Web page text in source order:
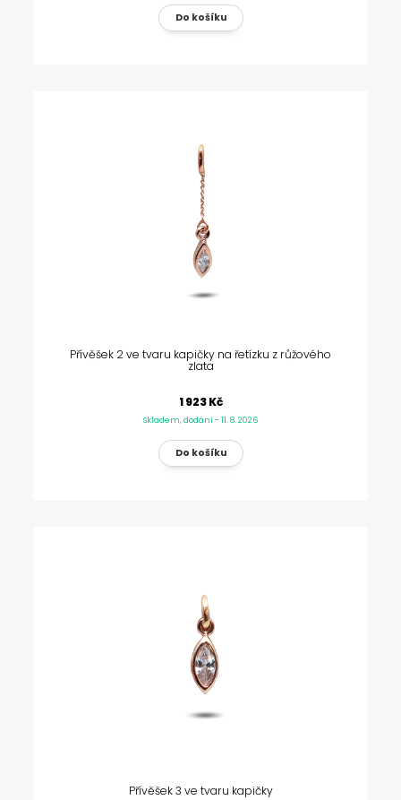
Přívěšek 2 ve tvaru kapičky na řetízku z růžového
zlata
1 923 Kč
Skladem, dodání - 11. 8. 2026
Přívěšek 3 ve tvaru kapičky